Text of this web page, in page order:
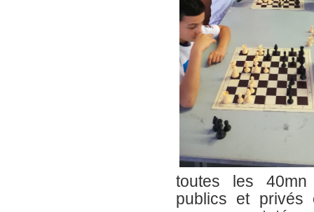
toutes les
publics et privés